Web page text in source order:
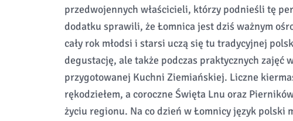
przedwojennych właścicieli, którzy podnieśli tę
dodatku sprawili, że Łomnica jest dziś ważnym
cały rok młodsi i starsi uczą się tu tradycyjnej
degustację, ale także podczas praktycznych zajęć
przygotowanej Kuchni Ziemiańskiej. Liczne
rękodziełem, a coroczne Święta Lnu oraz
życiu regionu. Na co dzień w Łomnicy język polski